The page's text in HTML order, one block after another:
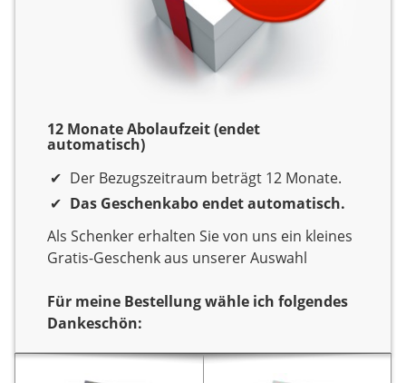
12 Monate Abolaufzeit (endet
automatisch)
Der Bezugszeitraum beträgt 12 Monate.
Das Geschenkabo endet automatisch.
Als Schenker erhalten Sie von uns ein kleines
Gratis-Geschenk aus unserer Auswahl
Für meine Bestellung wähle ich folgendes
Dankeschön:
Dankeschön
Sie verschenken ein Jahr
Sie verschenken ein Jahr